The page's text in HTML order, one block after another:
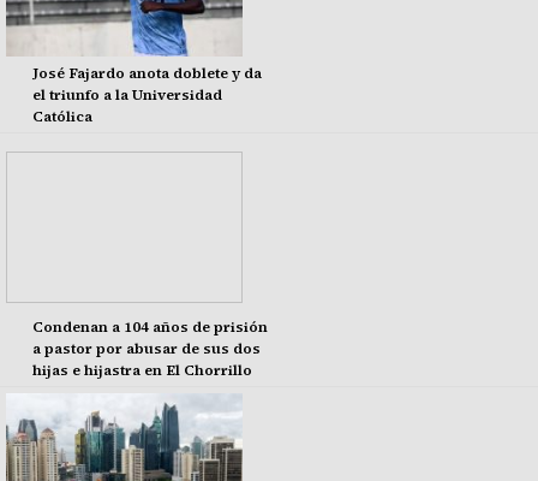
José Fajardo anota doblete y da
el triunfo a la Universidad
Católica
Condenan a 104 años de prisión
a pastor por abusar de sus dos
hijas e hijastra en El Chorrillo